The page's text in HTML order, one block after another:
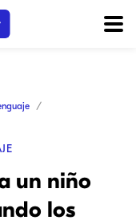
un niño
los